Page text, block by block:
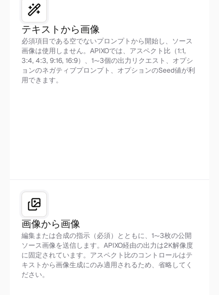
テキストから画像
必須項目である空でないプロンプトから開始し、ソース
画像は使用しません。APIXOでは、アスペクト比（1:1,
3:4, 4:3, 9:16, 16:9）、1〜3個の出力リクエスト、オプシ
ョンのネガティブプロンプト、オプションのSeed値が利
用できます。
画像から画像
編集または合成の指示（必須）とともに、1〜3枚の公開
ソース画像を送信します。APIXO経由の出力は2K解像度
に固定されています。アスペクト比のコントロールはテ
キストから画像生成にのみ適用されるため、省略してく
ださい。